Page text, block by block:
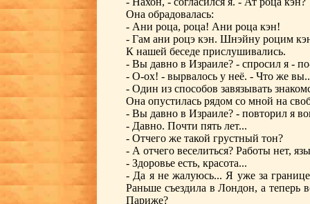
Она обрадовалась:
- Ани роца, роца! Ани роца кэн!
- Гам ани роцэ кэн. Шнэйну роцим
К нашей беседе прислушивались.
- Вы давно в Израиле? - спросил я -
- О-ох! - вырвалось у неё. - Что же
- Один из способов завязывать
Она опустилась рядом со мной на
- Вы давно в Израиле? - повторил я
- Давно. Почти пять лет...
- Отчего же такой грустный тон?
- А отчего веселиться? Работы нет,
- Здоровье есть, красота...
- Да я не жалуюсь... Я уже за
Раньше съездила в Лондон, а теперь
Париже?